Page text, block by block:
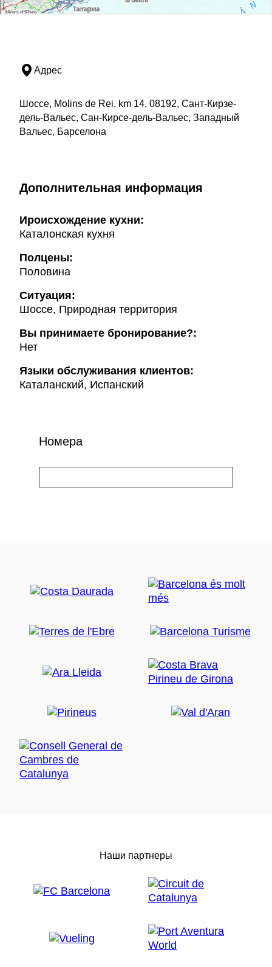
Адрес
Шоссе, Molins de Rei, km 14, 08192, Сант-Кирзе-
дель-Вальес, Сан-Кирсе-дель-Вальес, Западный
Вальес, Барселона
Дополнительная информация
Ироисхождение кухни:
Каталонская кухня
Полцены:
Половина
Ситуация:
Шоссе, Природная территория
Вы принимаете бронирование?:
Нет
Языки обслуживания клиентов:
Каталанский, Испанский
Номера
Наши партнеры